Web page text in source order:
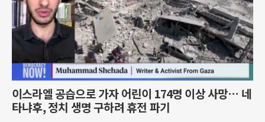
이스라엘 공습으로 가자 어린이 174명 이상 사망… 네
타냐후, 정치 생명 구하려 휴전 파기